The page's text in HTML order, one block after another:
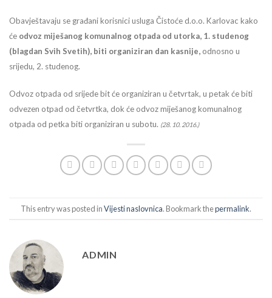
Obavještavaju se građani korisnici usluga Čistoće d.o.o. Karlovac kako
će odvoz miješanog komunalnog otpada od utorka, 1. studenog
(blagdan Svih Svetih), biti organiziran dan kasnije, odnosno u
srijedu, 2. studenog.
Odvoz otpada od srijede bit će organiziran u četvrtak, u petak će biti
odvezen otpad od četvrtka, dok će odvoz miješanog komunalnog
otpada od petka biti organiziran u subotu. (28. 10. 2016.)
This entry was posted inVijesti naslovnica. Bookmark thepermalink.
ADMIN